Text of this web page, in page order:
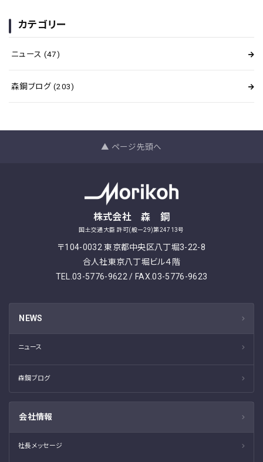
カテゴリー
ニュース (47)
森鋼ブログ (203)
▲ ページ先頭へ
株式会社 森 鋼
国土交通大臣 許可(般ー29)第24713号
〒104-0032 東京都中央区八丁堀3-22-8
合人社東京八丁堀ビル４階
TEL.03-5776-9622 / FAX.03-5776-9623
NEWS
ニュース
森鋼ブログ
会社情報
社長メッセージ